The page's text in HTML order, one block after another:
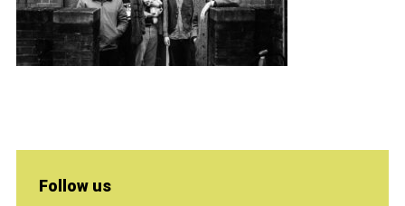
Follow us